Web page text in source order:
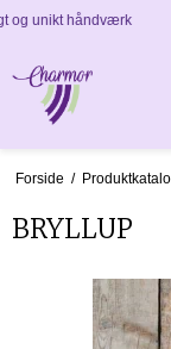
Forside /
BRYLLUP